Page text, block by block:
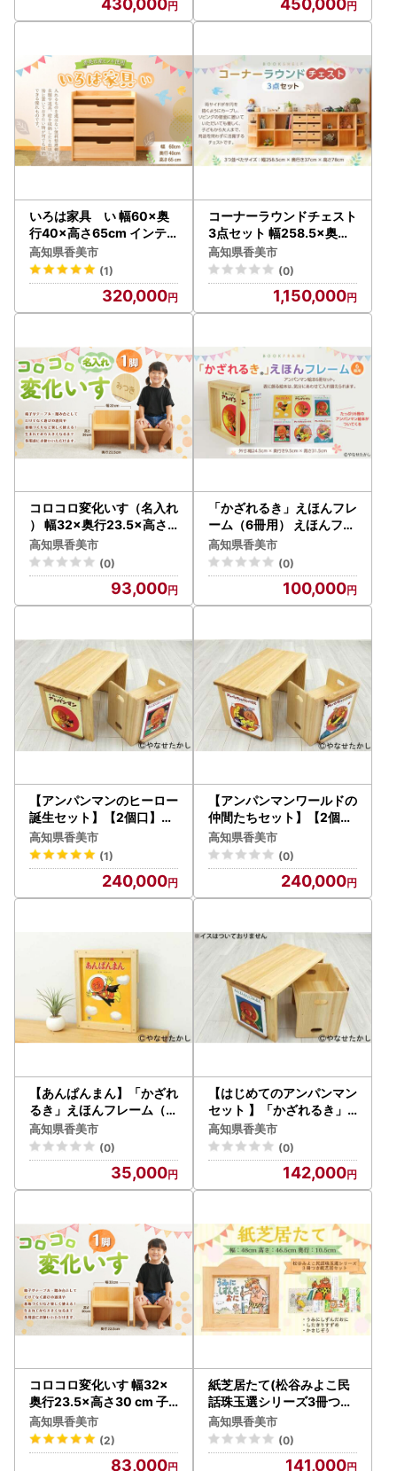
いろは家具 い 幅60×奥
行40×高さ65cm インテ
リア 木製 日本製 家具 木製
高知県香美市
(1)
320,000
コーナーラウンドチェスト
3点セット 幅258.5×奥行
き37×高さ78cm インテリ
ア 木製 日本製 家具 木製
高知県香美市
(0)
1,150,000
コロコロ変化いす（名入れ
） 幅32×奥行23.5×高さ3
0 cm 子供椅子 子ども椅子
子どもイス チェア ミニチ
ェア ローチェア キッズチ
高知県香美市
(0)
93,000
「かざれるき」えほんフレ
ーム（6冊用） えほんフレ
ーム 絵本フレーム フレー
ム アンパンマン あんぱん
まん 絵本 インテリア 雑貨
子供 子ども キッズ 子供部
屋 保育園 幼稚園 男の子 女
香美市
高知県香美市
(0)
100,000
【アンパンマンのヒーロー
誕生セット】【2個口】「
かざれるき」えほんチェア
・テーブル（3冊） チェア
椅子 いす 子供用椅子 子供
用いす テーブル デスク 机
フレーム アンパンマン 絵
キッズ 子供部屋 保育園 幼
稚園 男の子 女の子 ヒノキ
ひのき 高知県 香美市
高知県香美市
(1)
240,000
【アンパンマンワールドの
仲間たちセット】【2個口
】「かざれるき」えほんチ
ェア・テーブル（3冊） チ
ェア 椅子 いす 子供用椅子
子供用いす テーブル デス
ク 机 フレーム アンパンマ
ども キッズ 子供部屋 保育
園 幼稚園 男の子 女の子 ヒ
ノキ ひのき 高知県 香美市
高知県香美市
(0)
240,000
【あんぱんまん】「かざれ
るき」えほんフレーム（1
冊用） やなせたかしのあ
んぱんまん1973（1冊）
えほんフレーム 絵本フレ
ーム フレーム アンパンマ
ン 絵本 インテリア 雑貨 子
保育園 幼稚園 男の子 女の
子 ヒノキ ひのき 高知県 香
美市
高知県香美市
(0)
35,000
【はじめてのアンパンマン
セット 】「かざれるき」
えほんテーブル（2冊） え
ほんテーブル 絵本テーブ
ル テーブル デスク 机 えほ
んフレーム 絵本フレーム
フレーム アンパンマン 絵
キッズ 子供部屋 保育園 幼
稚園 男の子 女の子 ヒノキ
ひのき 高知県 香美市
高知県香美市
(0)
142,000
コロコロ変化いす 幅32×
奥行23.5×高さ30 cm 子
供椅子 子ども椅子 子ども
イス チェア ミニチェア ロ
ーチェア キッズチェア
高知県香美市
(2)
83,000
紙芝居たて(松谷みよこ民
話珠玉選シリーズ3冊つき
紙芝居セット) 紙芝居 子ど
も おもちゃ 読み聞かせ か
みしばい 紙しばい お話 紙
高知県香美市
(0)
141,000